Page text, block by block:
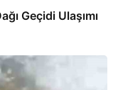
Geçidi Ulaşımı